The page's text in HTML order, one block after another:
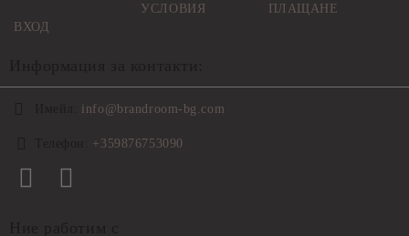
ВХОД
УСЛОВИЯ
ПЛАЩАНЕ
info@brandroom-bg.com
+359876753090